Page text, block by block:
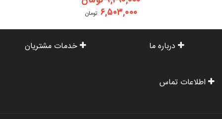
۶,۵۰۳,۰۰۰ تومان
درباره ما خدمات مشتریان
اطلاعات تماس